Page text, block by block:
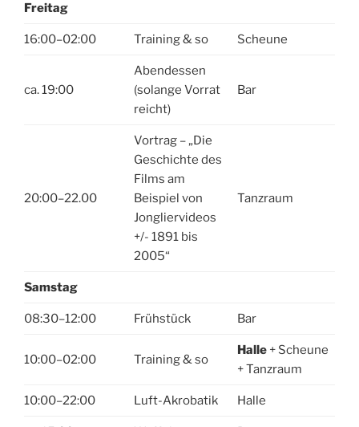
Freitag
16:00–02:00 Training & so Scheune
ca. 19:00
Abendessen
(solange Vorrat
reicht)
Bar
20:00–22.00
Vortrag – „Die
Geschichte des
Films am
Beispiel von
Jongliervideos
+/- 1891 bis
2005“
Tanzraum
Samstag
08:30–12:00 Frühstück Bar
10:00–02:00 Training & so
Halle+ Scheune
+ Tanzraum
10:00–22:00 Luft-Akrobatik Halle